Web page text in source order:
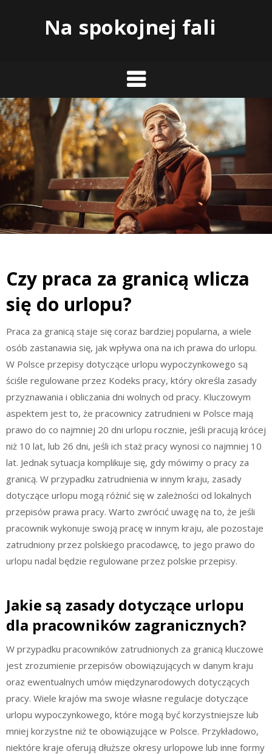
Na spokojnej fali
Czy praca za granicą wlicza
się do urlopu?
Praca za granicą staje się coraz bardziej popularna, a wiele
osób zastanawia się, jak wpływa ona na ich prawa do urlopu.
W Polsce przepisy dotyczące urlopu wypoczynkowego są
ściśle regulowane przez Kodeks pracy, który określa zasady
przyznawania i obliczania dni wolnych od pracy. Kluczowym
aspektem jest to, że pracownicy zatrudnieni w Polsce mają
prawo do co najmniej 20 dni urlopu rocznie, jeśli pracują krócej
niż 10 lat, lub 26 dni, jeśli ich staż pracy wynosi co najmniej 10
lat. Jednak sytuacja komplikuje się, gdy mówimy o pracy za
granicą. W przypadku zatrudnienia w innym kraju, zasady
dotyczące urlopu mogą różnić się w zależności od lokalnych
przepisów prawa pracy. Warto zwrócić uwagę na to, że jeśli
pracownik wykonuje swoją pracę w innym kraju, ale pozostaje
zatrudniony przez polskiego pracodawcę, to jego prawo do
urlopu nadal będzie regulowane przez polskie przepisy.
Jakie są zasady dotyczące urlopu
dla pracowników zagranicznych?
W przypadku pracowników zatrudnionych za granicą kluczowe
jest zrozumienie przepisów obowiązujących w danym kraju
oraz ewentualnych umów międzynarodowych dotyczących
pracy. Wiele krajów ma swoje własne regulacje dotyczące
urlopu wypoczynkowego, które mogą być korzystniejsze lub
mniej korzystne niż te obowiązujące w Polsce. Przykładowo,
niektóre kraje oferują dłuższe okresy urlopowe lub inne formy